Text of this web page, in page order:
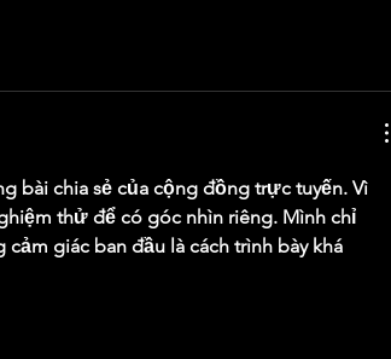
bài chia sẻ của cộng đồng trực tuyến. Vì
thử để có góc nhìn riêng. Mình chỉ
giác ban đầu là cách trình bày khá